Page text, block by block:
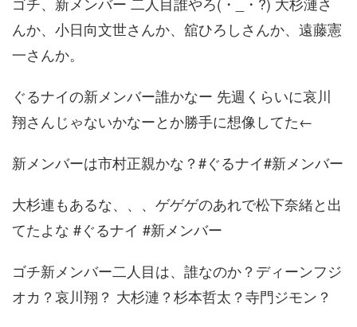
んか、小日向文世さんか、舘ひろしさんか、遠藤憲
一さんか。
ぐるナイの新メンバー誰かなー 先週くらいに哀川
翔さんじゃないかなーとか勝手に想像してた←
新メンバーは市村正親かな？#ぐるナイ#新メンバー
大杉連もあるな、、、ゲゲゲのあれで松下奈緒と出
てたよな #ぐるナイ #新メンバー
ゴチ新メンバー二人目は、誰なのか？ディーンフジ
オカ？哀川翔？ 大杉漣？杉本哲太？寺門ジモン？